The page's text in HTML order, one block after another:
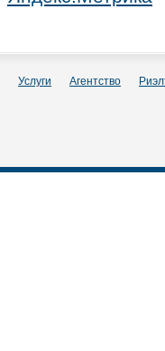
Услуги Агентство